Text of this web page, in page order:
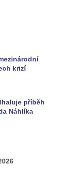
krizí
příběh
Náhlíka